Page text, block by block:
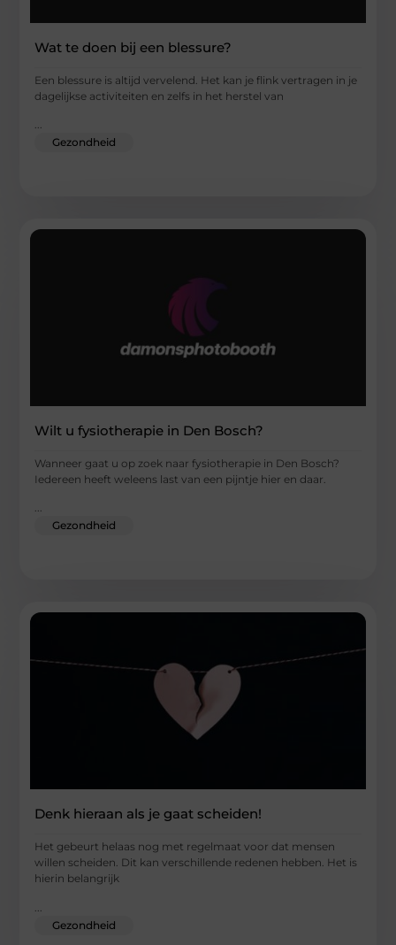
Wat te doen bij een blessure?
Een blessure is altijd vervelend. Het kan je flink vertragen in je
dagelijkse activiteiten en zelfs in het herstel van
...
Gezondheid
Wilt u fysiotherapie in Den Bosch?
Wanneer gaat u op zoek naar fysiotherapie in Den Bosch?
Iedereen heeft weleens last van een pijntje hier en daar.
...
Gezondheid
Denk hieraan als je gaat scheiden!
Het gebeurt helaas nog met regelmaat voor dat mensen
willen scheiden. Dit kan verschillende redenen hebben. Het is
hierin belangrijk
Gezondheid